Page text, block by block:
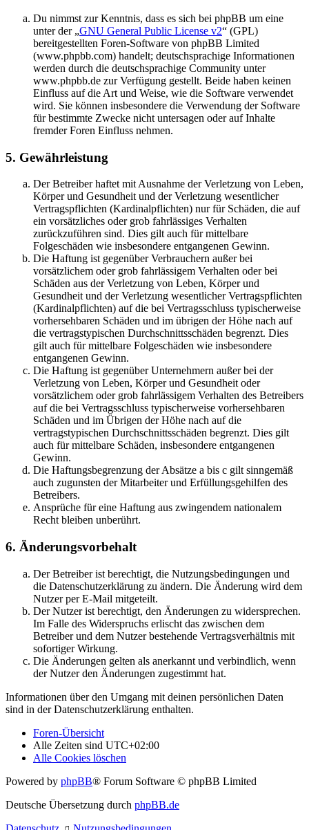
Du nimmst zur Kenntnis, dass es sich bei phpBB um eine
unter der „GNU General Public License v2“ (GPL)
bereitgestellten Foren-Software von phpBB Limited
(www.phpbb.com) handelt; deutschsprachige Informationen
werden durch die deutschsprachige Community unter
www.phpbb.de zur Verfügung gestellt. Beide haben keinen
Einfluss auf die Art und Weise, wie die Software verwendet
wird. Sie können insbesondere die Verwendung der Software
für bestimmte Zwecke nicht untersagen oder auf Inhalte
fremder Foren Einfluss nehmen.
5. Gewährleistung
Der Betreiber haftet mit Ausnahme der Verletzung von Leben,
Körper und Gesundheit und der Verletzung wesentlicher
Vertragspflichten (Kardinalpflichten) nur für Schäden, die auf
ein vorsätzliches oder grob fahrlässiges Verhalten
zurückzuführen sind. Dies gilt auch für mittelbare
Folgeschäden wie insbesondere entgangenen Gewinn.
Die Haftung ist gegenüber Verbrauchern außer bei
vorsätzlichem oder grob fahrlässigem Verhalten oder bei
Schäden aus der Verletzung von Leben, Körper und
Gesundheit und der Verletzung wesentlicher Vertragspflichten
(Kardinalpflichten) auf die bei Vertragsschluss typischerweise
vorhersehbaren Schäden und im übrigen der Höhe nach auf
die vertragstypischen Durchschnittsschäden begrenzt. Dies
gilt auch für mittelbare Folgeschäden wie insbesondere
entgangenen Gewinn.
Die Haftung ist gegenüber Unternehmern außer bei der
Verletzung von Leben, Körper und Gesundheit oder
vorsätzlichem oder grob fahrlässigem Verhalten des Betreibers
auf die bei Vertragsschluss typischerweise vorhersehbaren
Schäden und im Übrigen der Höhe nach auf die
vertragstypischen Durchschnittsschäden begrenzt. Dies gilt
auch für mittelbare Schäden, insbesondere entgangenen
Gewinn.
Die Haftungsbegrenzung der Absätze a bis c gilt sinngemäß
auch zugunsten der Mitarbeiter und Erfüllungsgehilfen des
Betreibers.
Ansprüche für eine Haftung aus zwingendem nationalem
Recht bleiben unberührt.
6. Änderungsvorbehalt
Der Betreiber ist berechtigt, die Nutzungsbedingungen und
die Datenschutzerklärung zu ändern. Die Änderung wird dem
Nutzer per E-Mail mitgeteilt.
Der Nutzer ist berechtigt, den Änderungen zu widersprechen.
Im Falle des Widerspruchs erlischt das zwischen dem
Betreiber und dem Nutzer bestehende Vertragsverhältnis mit
sofortiger Wirkung.
Die Änderungen gelten als anerkannt und verbindlich, wenn
der Nutzer den Änderungen zugestimmt hat.
Informationen über den Umgang mit deinen persönlichen Daten
sind in der Datenschutzerklärung enthalten.
Foren-Übersicht
Alle Zeiten sind UTC+02:00
Alle Cookies löschen
Powered by phpBB® Forum Software © phpBB Limited
Deutsche Übersetzung durch phpBB.de